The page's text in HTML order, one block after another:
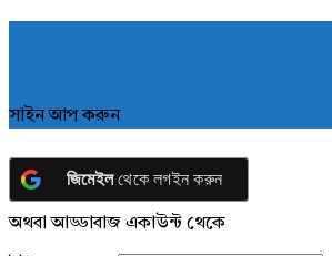
সাইন আপ করুন
জিমেইলথেকে লগইন করুন
অথবা আড্ডাবাজ একাউন্ট থেকে